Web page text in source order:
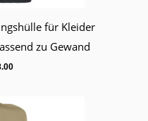
für Kleider
zu Gewand